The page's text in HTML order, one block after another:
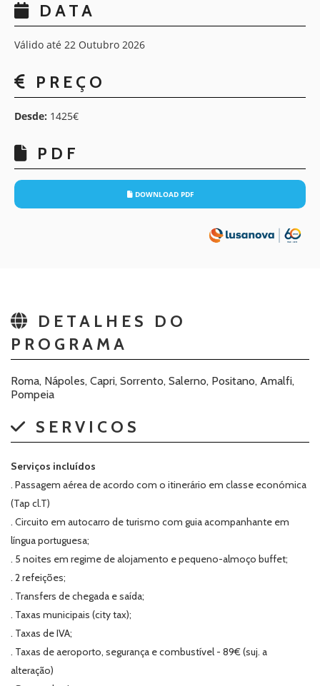
DATA
Válido até 22 Outubro 2026
PREÇO
Desde: 1425€
PDF
DOWNLOAD PDF
DETALHES DO
PROGRAMA
Roma, Nápoles, Capri, Sorrento, Salerno, Positano, Amalfi,
Pompeia
SERVICOS
Serviços incluídos
. Passagem aérea de acordo com o itinerário em classe económica
(Tap cl.T)
. Circuito em autocarro de turismo com guia acompanhante em
língua portuguesa;
. 5 noites em regime de alojamento e pequeno-almoço buffet;
. 2 refeições;
. Transfers de chegada e saída;
. Taxas municipais (city tax);
. Taxas de IVA;
. Taxas de aeroporto, segurança e combustível - 89€ (suj. a
alteração)